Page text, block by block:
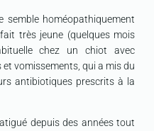
semble homéopathiquement
très jeune (quelques mois
chez un chiot avec
vomissements, qui a mis du
antibiotiques prescrits à la
depuis des années tout